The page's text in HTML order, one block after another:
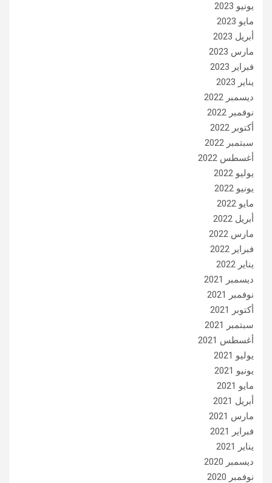
يونيو 2023
مايو 2023
أبريل 2023
مارس 2023
فبراير 2023
يناير 2023
ديسمبر 2022
نوفمبر 2022
أكتوبر 2022
سبتمبر 2022
أغسطس 2022
يوليو 2022
يونيو 2022
مايو 2022
أبريل 2022
مارس 2022
فبراير 2022
يناير 2022
ديسمبر 2021
نوفمبر 2021
أكتوبر 2021
سبتمبر 2021
أغسطس 2021
يوليو 2021
يونيو 2021
مايو 2021
أبريل 2021
مارس 2021
فبراير 2021
يناير 2021
ديسمبر 2020
نوفمبر 2020